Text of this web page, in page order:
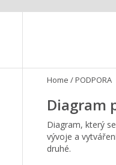
Home /PODPORA
Diagram
Diagram, který
vývoje a
druhé.